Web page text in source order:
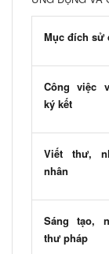
Mục đích sử
Công việc
ký kết
Viết thư,
nhân
Sáng tạo,
thư pháp